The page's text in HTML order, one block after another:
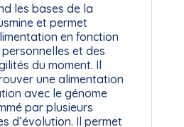
les bases de la
et permet
en fonction
et des
du moment. Il
une alimentation
avec le génome
par plusieurs
d’évolution. Il permet